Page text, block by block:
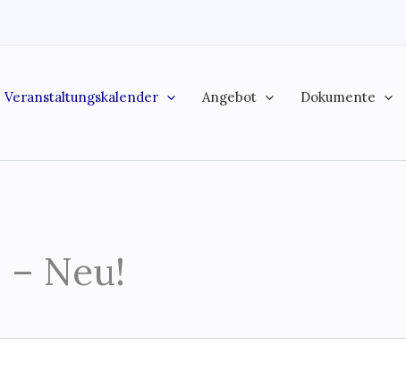
Veranstaltungskalender Angebot Dokumente
Neu!